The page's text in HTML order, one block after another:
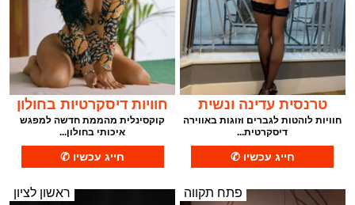
טרנסית עדינה ונשית
חוויות לוהטות לגברים וזוגות באווירה
דיסקרטית...
חוויות דיסקרטיות בחולון
קוקסינלית מהממת חדשה למפגש
איכותי בחולון...
פתח תקווה ראשון לציון